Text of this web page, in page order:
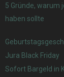
5 Gründe, warum
haben sollte
Jura Black Friday
Sofort Bargeld in